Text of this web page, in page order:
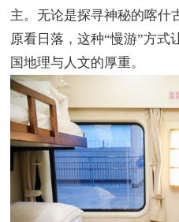
主。无论是探寻神秘的喀什
原看日落，这种“慢游”方式
国地理与人文的厚重。